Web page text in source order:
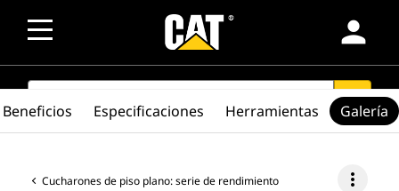
person
SEARCH search
Cucharones de piso plano: serie de rendimiento more_vert
Beneficios Especificaciones Herramientas Galería